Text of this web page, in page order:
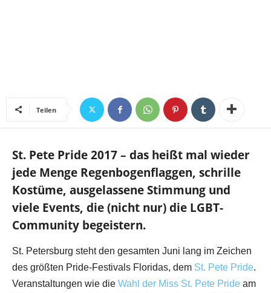
Teilen
St. Pete Pride 2017 – das heißt mal wieder
jede Menge Regenbogenflaggen, schrille
Kostüme, ausgelassene Stimmung und
viele Events, die (nicht nur) die LGBT-
Community begeistern.
St. Petersburg steht den gesamten Juni lang im Zeichen
des größten Pride-Festivals Floridas, dem St. Pete Pride.
Veranstaltungen wie die Wahl der Miss St. Pete Pride am